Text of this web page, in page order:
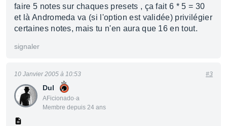
faire 5 notes sur chaques presets , ça fait 6 * 5 = 30
et là Andromeda va (si l'option est validée) privilégier
certaines notes, mais tu n'en aura que 16 en tout.
signaler
Dul
AFicionado·a
Membre depuis 24 ans
10 Janvier 2005 à 10:53 #3